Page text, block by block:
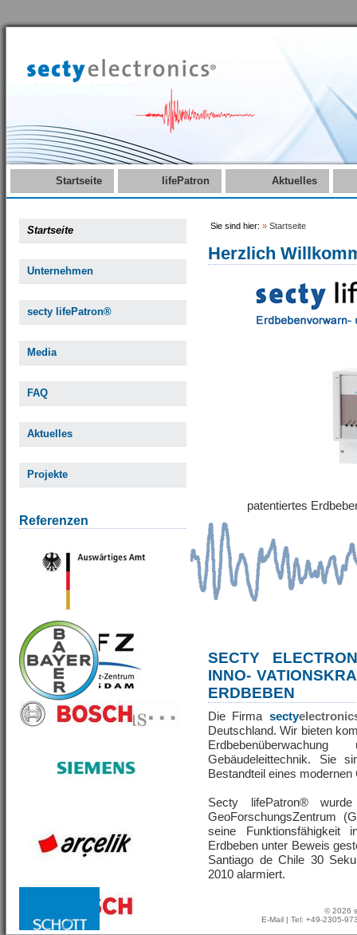
Startseite lifePatron Aktuelles
Startseite
Unternehmen
secty lifePatron®
Media
FAQ
Aktuelles
Projekte
Referenzen
Sie sind hier: » Startseite
Herzlich
patentiertes
SECTY
INNO-
ERDBEBEN
Die Firma secty
Deutschland. Wir bieten
Gebäudeleittechnik. Sie
Bestandteil eines
Secty lifePatron®
GeoForschungsZentrum
seine Funktionsfähigkeit
Erdbeben unter Beweis
Santiago de Chile 30
2010 alarmiert.
© 2026
E-Mail | Tel: +49-2305-